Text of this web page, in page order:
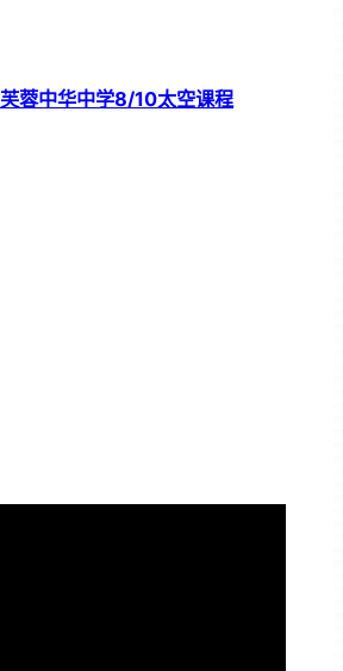
芙蓉中华中学8/10太空课程